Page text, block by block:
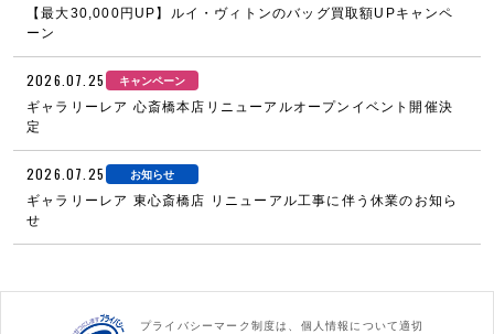
【最大30,000円UP】ルイ・ヴィトンのバッグ買取額UPキャンペ
ーン
2026.07.25 キャンペーン
ギャラリーレア 心斎橋本店リニューアルオープンイベント開催決
定
2026.07.25 お知らせ
ギャラリーレア 東心斎橋店 リニューアル工事に伴う休業のお知ら
せ
プライバシーマーク制度は、個人情報について適切